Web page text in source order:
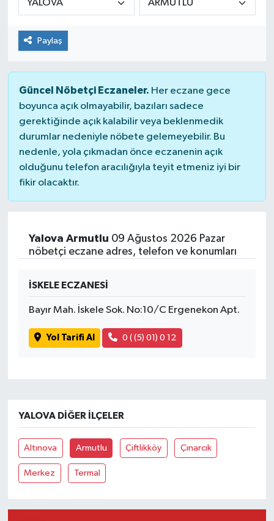
Paylaş
Güncel Nöbetçi Eczaneler. Her eczane gece
boyunca açık olmayabilir, bazıları sadece
gerektiğinde açık kalabilir veya beklenmedik
durumlar nedeniyle nöbete gelemeyebilir. Bu
nedenle, yola çıkmadan önce eczanenin açık
olduğunu telefon aracılığıyla teyit etmeniz iyi bir
fikir olacaktır.
Yalova Armutlu 09 Ağustos 2026 Pazar
nöbetçi eczane adres, telefon ve konumları
İSKELE ECZANESİ
Bayır Mah. İskele Sok. No:10/C Ergenekon Apt.
Yol Tarifi Al 0 ( (5) 01) 0 12
YALOVA DIĞER İLÇELER
Altınova Armutlu Çiftlikköy Çınarcık
Merkez Termal
Kültür Sanat